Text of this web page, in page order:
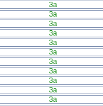
За
За
За
За
За
За
За
За
За
За
За